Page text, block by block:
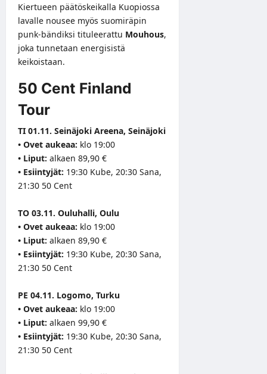
Kiertueen päätöskeikalla Kuopiossa
lavalle nousee myös suomiräpin
punk-bändiksi tituleerattu Mouhous,
joka tunnetaan energisistä
keikoistaan.
50 Cent Finland
Tour
TI 01.11. Seinäjoki Areena, Seinäjoki
• Ovet aukeaa: klo 19:00
• Liput: alkaen 89,90 €
• Esiintyjät: 19:30 Kube, 20:30 Sana,
21:30 50 Cent
TO 03.11. Ouluhalli, Oulu
• Ovet aukeaa: klo 19:00
• Liput: alkaen 89,90 €
• Esiintyjät: 19:30 Kube, 20:30 Sana,
21:30 50 Cent
PE 04.11. Logomo, Turku
• Ovet aukeaa: klo 19:00
• Liput: alkaen 99,90 €
• Esiintyjät: 19:30 Kube, 20:30 Sana,
21:30 50 Cent